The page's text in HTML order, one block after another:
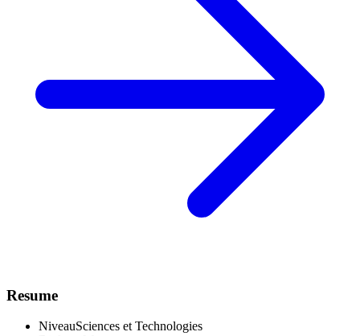
Resume
NiveauSciences et Technologies